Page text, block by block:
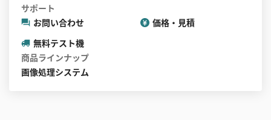
サポート
お問い合わせ
価格・見積
無料テスト機
商品ラインナップ
画像処理システム